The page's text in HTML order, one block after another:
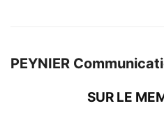
PEYNIER
SUR LE